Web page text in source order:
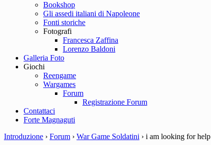
Bookshop
Gli assedi italiani di Napoleone
Fonti storiche
Fotografi
Francesca Zaffina
Lorenzo Baldoni
Galleria Foto
Giochi
Reengame
Wargames
Forum
Registrazione Forum
Contattaci
Forte Magnaguti
Introduzione › Forum › War Game Soldatini › i am looking for help